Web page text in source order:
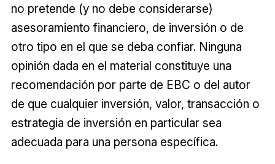
no pretende (y no debe considerarse)
asesoramiento financiero, de inversión o de
otro tipo en el que se deba confiar. Ninguna
opinión dada en el material constituye una
recomendación por parte de EBC o del autor
de que cualquier inversión, valor, transacción o
estrategia de inversión en particular sea
adecuada para una persona específica.